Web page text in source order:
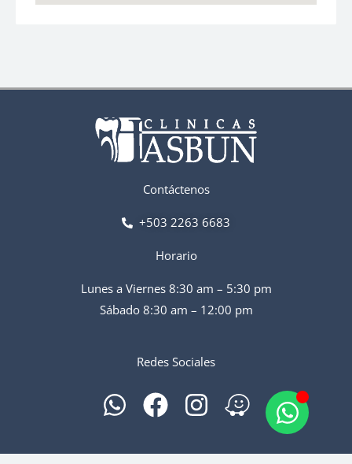
Contáctenos
+503 2263 6683
Horario
Lunes a Viernes 8:30 am – 5:30 pm
Sábado 8:30 am – 12:00 pm
Redes Sociales